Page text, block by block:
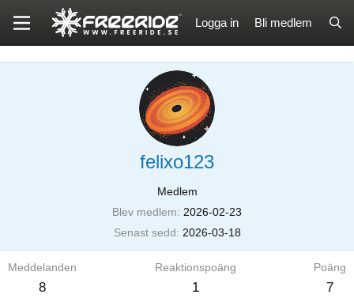
Logga in Bli medlem
felixo123
Medlem
Blev medlem
2026-02-23
Senast sedd
2026-03-18
Meddelanden
8
Reaktionspoäng
1
Poäng
7